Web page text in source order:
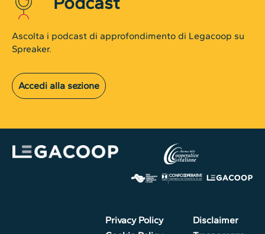
Ascolta i podcast di approfondimento di Legacoop su
Spreaker.
Accedi alla sezione
Privacy Policy
Disclaimer